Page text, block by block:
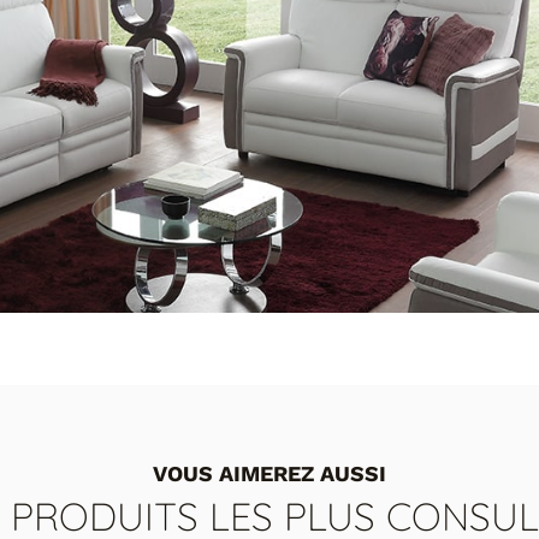
VOUS AIMEREZ AUSSI
PRODUITS LES PLUS